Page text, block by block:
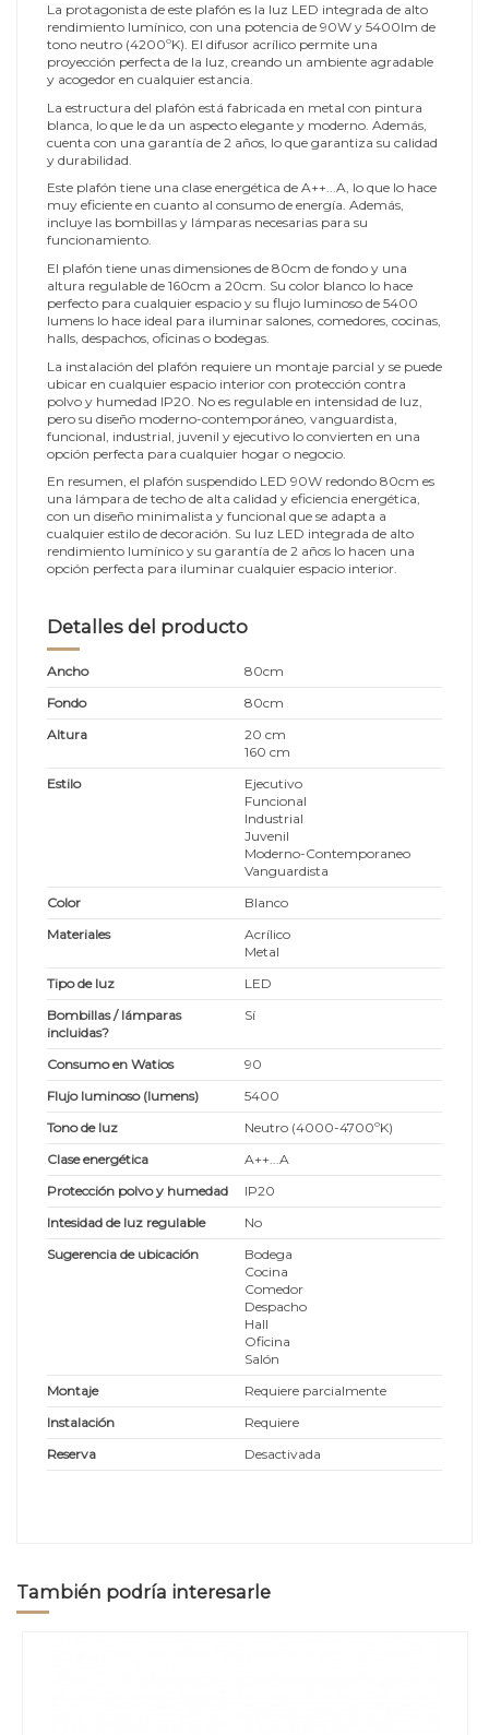
La protagonista de este plafón es la luz LED integrada de alto
rendimiento lumínico, con una potencia de 90W y 5400lm de
tono neutro (4200ºK). El difusor acrílico permite una
proyección perfecta de la luz, creando un ambiente agradable
y acogedor en cualquier estancia.
La estructura del plafón está fabricada en metal con pintura
blanca, lo que le da un aspecto elegante y moderno. Además,
cuenta con una garantía de 2 años, lo que garantiza su calidad
y durabilidad.
Este plafón tiene una clase energética de A++...A, lo que lo hace
muy eficiente en cuanto al consumo de energía. Además,
incluye las bombillas y lámparas necesarias para su
funcionamiento.
El plafón tiene unas dimensiones de 80cm de fondo y una
altura regulable de 160cm a 20cm. Su color blanco lo hace
perfecto para cualquier espacio y su flujo luminoso de 5400
lumens lo hace ideal para iluminar salones, comedores, cocinas,
halls, despachos, oficinas o bodegas.
La instalación del plafón requiere un montaje parcial y se puede
ubicar en cualquier espacio interior con protección contra
polvo y humedad IP20. No es regulable en intensidad de luz,
pero su diseño moderno-contemporáneo, vanguardista,
funcional, industrial, juvenil y ejecutivo lo convierten en una
opción perfecta para cualquier hogar o negocio.
En resumen, el plafón suspendido LED 90W redondo 80cm es
una lámpara de techo de alta calidad y eficiencia energética,
con un diseño minimalista y funcional que se adapta a
cualquier estilo de decoración. Su luz LED integrada de alto
rendimiento lumínico y su garantía de 2 años lo hacen una
opción perfecta para iluminar cualquier espacio interior.
Detalles del producto
Ancho
80cm
Fondo
80cm
Altura
20 cm
160 cm
Estilo
Ejecutivo
Funcional
Industrial
Juvenil
Moderno-Contemporaneo
Vanguardista
Color
Blanco
Materiales
Acrílico
Metal
Tipo de luz
LED
Bombillas / lámparas
incluidas?
Sí
Consumo en Watios
90
Flujo luminoso (lumens)
5400
Tono de luz
Neutro (4000-4700ºK)
Clase energética
A++...A
Protección polvo y humedad
IP20
Intesidad de luz regulable
No
Sugerencia de ubicación
Bodega
Cocina
Comedor
Despacho
Hall
Oficina
Salón
Montaje
Requiere parcialmente
Instalación
Requiere
Reserva
Desactivada
También podría interesarle